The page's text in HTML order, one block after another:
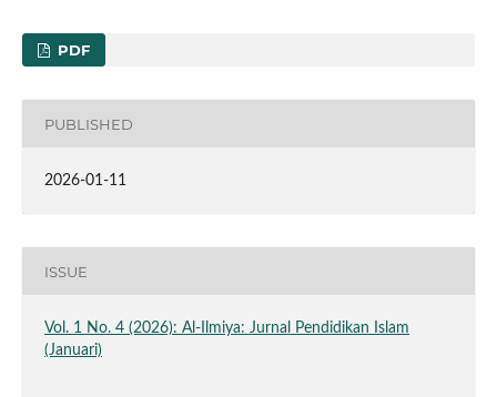
PDF
PUBLISHED
2026-01-11
ISSUE
Vol. 1 No. 4 (2026): Al-Ilmiya: Jurnal Pendidikan Islam
(Januari)